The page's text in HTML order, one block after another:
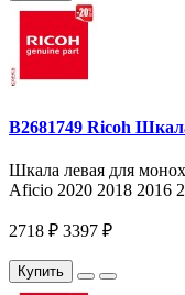
B2681749 Ricoh
Шкала левая для
Aficio 2020 2018 2016
2718 ₽ 3397 ₽
Купить